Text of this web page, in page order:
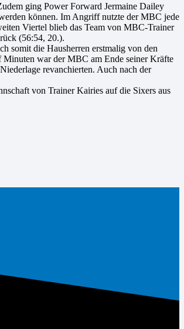
ging Power Forward Jermaine Dailey
können. Im Angriff nutzte der MBC jede
Viertel blieb das Team von MBC-Trainer
(56:54, 20.).
somit die Hausherren erstmalig von den
Minuten war der MBC am Ende seiner Kräfte
revanchierten. Auch nach der
von Trainer Kairies auf die Sixers aus